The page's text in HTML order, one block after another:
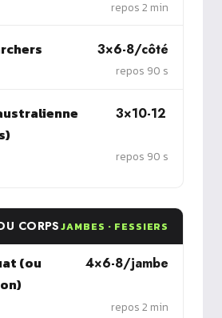
repos 2 min
3×6-8/côté
repos 90 s
3×10-12
repos 90 s
CORPSJAMBES · FESSIERS
(ou
4×6-8/jambe
repos 2 min